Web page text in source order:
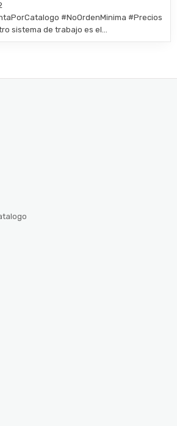
#NoOrdenMinima #Precios
de trabajo es el…